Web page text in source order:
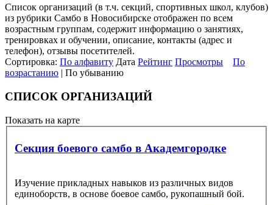
Список организаций (в т.ч. секций, спортивных школ, клубов)
из рубрики Самбо в Новосибирске отображен по всем
возрастным группам, содержит информацию о занятиях,
тренировках и обучении, описание, контакты (адрес и
телефон), отзывы посетителей.
Сортировка: По алфавиту Дата Рейтинг Просмотры
По
возрастанию | По убыванию
СПИСОК ОРГАНИЗАЦИЙ
Показать на карте
Секция боевого самбо в Академгородке
Изучение прикладных навыков из различных видов
единоборств, в основе боевое самбо, рукопашный бой.